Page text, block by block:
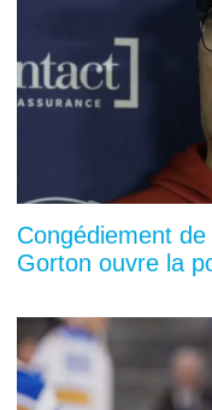
Congédiement
Gorton ouvre la